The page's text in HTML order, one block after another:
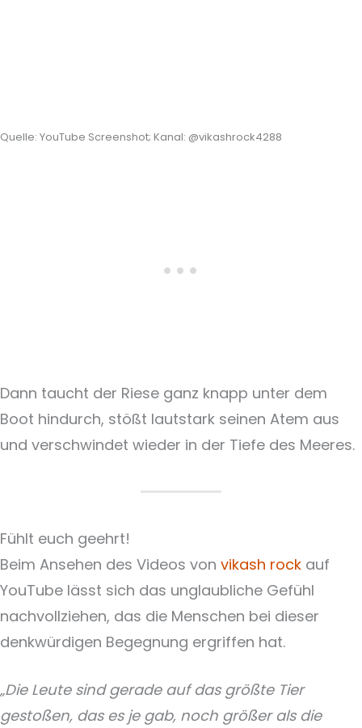
Quelle: YouTube Screenshot; Kanal: @vikashrock4288
Dann taucht der Riese ganz knapp unter dem
Boot hindurch, stößt lautstark seinen Atem aus
und verschwindet wieder in der Tiefe des Meeres.
Fühlt euch geehrt!
Beim Ansehen des Videos von vikash rock auf
YouTube lässt sich das unglaubliche Gefühl
nachvollziehen, das die Menschen bei dieser
denkwürdigen Begegnung ergriffen hat.
„Die Leute sind gerade auf das größte Tier
gestoßen, das es je gab, noch größer als die